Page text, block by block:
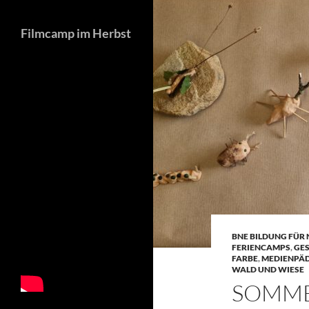
BNE BILDUNG
FERIENCAMPS,
FARBE,
WALD UND WIESE
Filmcamp im Herbst